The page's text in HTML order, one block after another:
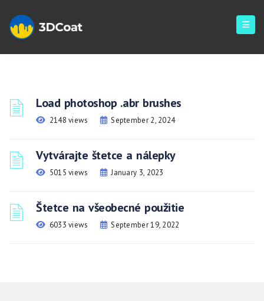
Load photoshop .abr brushes
2148 views September 2, 2024
Vytvárajte štetce a nálepky
5015 views January 3, 2023
Štetce na všeobecné použitie
6033 views September 19, 2022